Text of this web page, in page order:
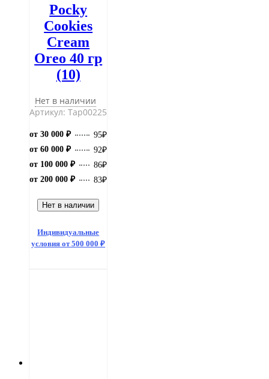
Pocky
Cookies
Cream
Oreo 40 гр
(10)
Нет в наличии
Артикул: Тар00225
от 30 000 ₽ 95₽
от 60 000 ₽
92₽
от 100 000 ₽
86₽
от 200 000 ₽
83₽
Нет в наличии
Индивидуальные
условия от 500 000 ₽